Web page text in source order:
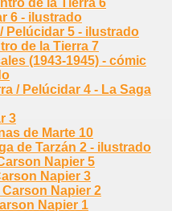
6 - ilustrado
Pelúcidar 5 - ilustrado
de la Tierra 7
(1943-1945) - cómic
/ Pelúcidar 4 - La Saga
3
de Marte 10
de Tarzán 2 - ilustrado
Napier 5
Napier 3
Napier 2
Napier 1